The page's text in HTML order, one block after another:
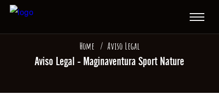
Home Aviso Legal
Aviso Legal - Maginaventura Sport Nature